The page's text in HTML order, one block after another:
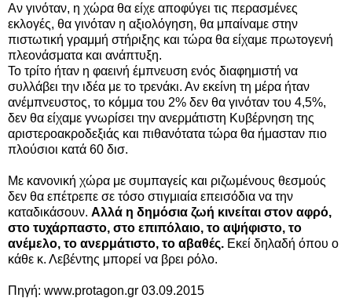
Αν γινόταν, η χώρα θα είχε αποφύγει τις περασμένες
εκλογές, θα γινόταν η αξιολόγηση, θα μπαίναμε στην
πιστωτική γραμμή στήριξης και τώρα θα είχαμε πρωτογενή
πλεονάσματα και ανάπτυξη.
Το τρίτο ήταν η φαεινή έμπνευση ενός διαφημιστή να
συλλάβει την ιδέα με το τρενάκι. Αν εκείνη τη μέρα ήταν
ανέμπνευστος, το κόμμα του 2% δεν θα γινόταν του 4,5%,
δεν θα είχαμε γνωρίσει την ανερμάτιστη Κυβέρνηση της
αριστεροακροδεξιάς και πιθανότατα τώρα θα ήμασταν πιο
πλούσιοι κατά 60 δισ.
Με κανονική χώρα με συμπαγείς και ριζωμένους θεσμούς
δεν θα επέτρεπε σε τόσο στιγμιαία επεισόδια να την
καταδικάσουν. Αλλά η δημόσια ζωή κινείται στον αφρό,
στο τυχάρπαστο, στο επιπόλαιο, το αψήφιστο, το
ανέμελο, το ανερμάτιστο, το αβαθές. Εκεί δηλαδή όπου ο
κάθε κ. Λεβέντης μπορεί να βρει ρόλο.
Πηγή: www.protagon.gr 03.09.2015